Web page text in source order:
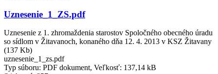
Uznesenie_1_ZS.pdf
Uznesenie z 1. zhromaždenia starostov Spoločného obecného úradu
so sídlom v Žitavanoch, konaného dňa 12. 4. 2013 v KSZ Žitavany
(137 Kb)
uznesenie_1_zs.pdf
Typ súboru: PDF dokument, Veľkosť: 137,14 kB